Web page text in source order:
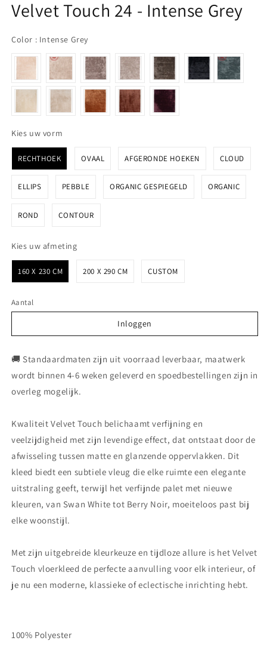
Velvet Touch 24 - Intense Grey
Color : Intense GreyColor
Kies uw vorm
RECHTHOEK OVAAL AFGERONDE HOEKEN CLOUD
ELLIPS PEBBLE ORGANIC GESPIEGELD ORGANIC
ROND CONTOUR
Kies uw afmetingKies uw afmeting
160 X 230 CM 200 X 290 CM CUSTOM
Aantal
Inloggen
Inloggen
🚚 Standaardmaten zijn uit voorraad leverbaar, maatwerk
wordt binnen 4-6 weken geleverd en spoedbestellingen zijn in
overleg mogelijk.
Kwaliteit Velvet Touch belichaamt verfijning en
veelzijdigheid met zijn levendige effect, dat ontstaat door de
afwisseling tussen matte en glanzende oppervlakken. Dit
kleed biedt een subtiele vleug die elke ruimte een elegante
uitstraling geeft, terwijl het verfijnde palet met nieuwe
kleuren, van Swan White tot Berry Noir, moeiteloos past bij
elke woonstijl.
Met zijn uitgebreide kleurkeuze en tijdloze allure is het Velvet
Touch vloerkleed de perfecte aanvulling voor elk interieur, of
je nu een moderne, klassieke of eclectische inrichting hebt.
100% Polyester